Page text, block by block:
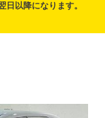
以降になります。